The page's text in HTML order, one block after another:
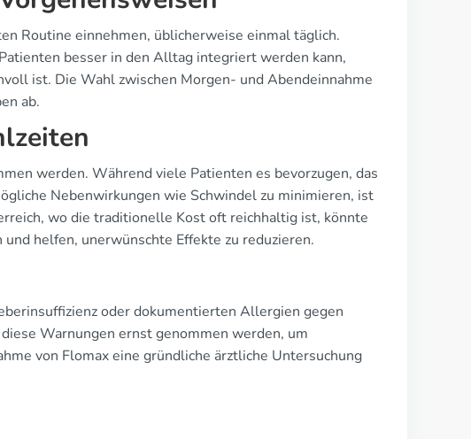
Routine einnehmen, üblicherweise einmal täglich.
besser in den Alltag integriert werden kann,
ist. Die Wahl zwischen Morgen- und Abendeinnahme
ab.
werden. Während viele Patienten es bevorzugen, das
Nebenwirkungen wie Schwindel zu minimieren, ist
wo die traditionelle Kost oft reichhaltig ist, könnte
helfen, unerwünschte Effekte zu reduzieren.
oder dokumentierten Allergien gegen
Warnungen ernst genommen werden, um
von Flomax eine gründliche ärztliche Untersuchung